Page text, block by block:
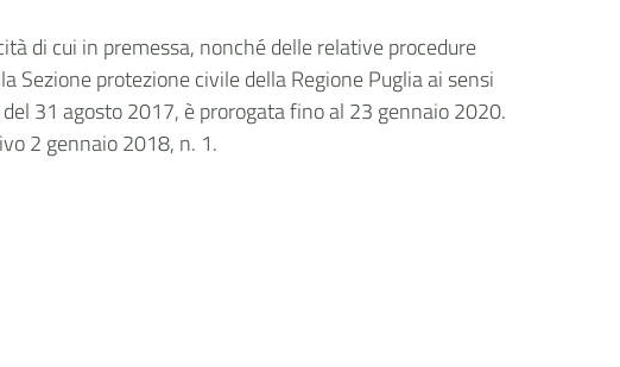
di cui in premessa, nonché delle relative procedure
protezione civile della Regione Puglia ai sensi
31 agosto 2017, è prorogata fino al 23 gennaio 2020.
2 gennaio 2018, n. 1.